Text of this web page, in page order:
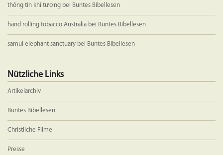
thông tin khí tượng bei Buntes Bibellesen
hand rolling tobacco Australia bei Buntes Bibellesen
samui elephant sanctuary bei Buntes Bibellesen
Nützliche Links
Artikelarchiv
Buntes Bibellesen
Christliche Filme
Presse